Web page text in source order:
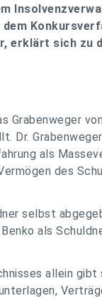
erklärt sich zu
Grabenweger
Dr.
als
des
selbst
als
allein gibt